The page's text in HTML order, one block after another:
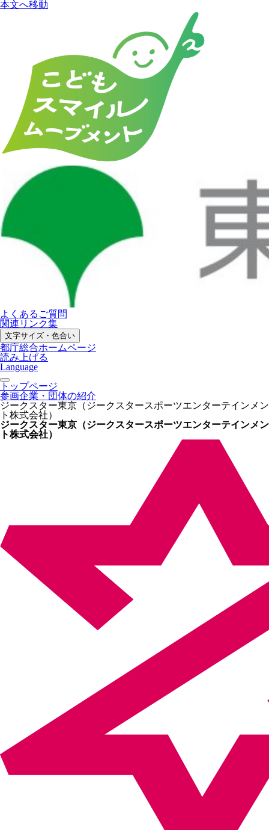
本文へ移動
よくあるご質問
関連リンク集
文字サイズ・色合い
都庁総合ホームページ
読み上げる
Language
トップページ
参画企業・団体の紹介
ジークスター東京（ジークスタースポーツエンターテインメン
ト株式会社）
ジークスター東京（ジークスタースポーツエンターテインメン
ト株式会社）